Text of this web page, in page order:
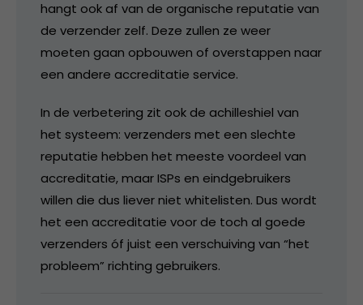
hangt ook af van de organische reputatie van
de verzender zelf. Deze zullen ze weer
moeten gaan opbouwen of overstappen naar
een andere accreditatie service.
In de verbetering zit ook de achilleshiel van
het systeem: verzenders met een slechte
reputatie hebben het meeste voordeel van
accreditatie, maar ISPs en eindgebruikers
willen die dus liever niet whitelisten. Dus wordt
het een accreditatie voor de toch al goede
verzenders óf juist een verschuiving van “het
probleem” richting gebruikers.